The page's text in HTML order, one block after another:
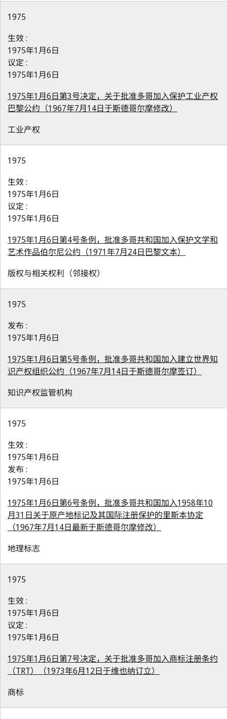
1975
生效 :
1975年1月6日
议定 :
1975年1月6日
1975年1月6日第3号决定，关于批准多哥加入保护工业产权
巴黎公约（1967年7月14日于斯德哥尔摩修改）
工业产权
1975
生效 :
1975年1月6日
议定 :
1975年1月6日
1975年1月6日第4号条例，批准多哥共和国加入保护文学和
艺术作品伯尔尼公约（1971年7月24日巴黎文本）
版权与相关权利（邻接权）
1975
发布 :
1975年1月6日
1975年1月6日第5号条例，批准多哥共和国加入建立世界知
识产权组织公约（1967年7月14日于斯德哥尔摩签订）
知识产权监管机构
1975
生效 :
1975年1月6日
发布 :
1975年1月6日
1975年1月6日第6号条例，批准多哥共和国加入1958年10
月31日关于原产地标记及其国际注册保护的里斯本协定
（1967年7月14日最新于斯德哥尔摩修改）
地理标志
1975
生效 :
1975年1月6日
议定 :
1975年1月6日
1975年1月6日第7号决定，关于批准多哥加入商标注册条约
（TRT）（1973年6月12日于维也纳订立）
商标